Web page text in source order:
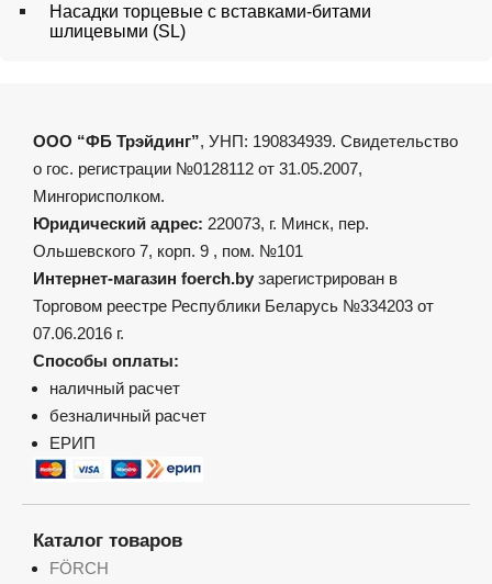
Насадки торцевые с вставками-битами
шлицевыми (SL)
ООО “ФБ Трэйдинг”, УНП: 190834939. Свидетельство
о гос. регистрации №0128112 от 31.05.2007,
Мингорисполком.
Юридический адрес: 220073, г. Минск, пер.
Ольшевского 7, корп. 9 , пом. №101
Интернет-магазин foerch.by зарегистрирован в
Торговом реестре Республики Беларусь №334203 от
07.06.2016 г.
Способы оплаты:
наличный расчет
безналичный расчет
ЕРИП
Каталог товаров
FÖRCH